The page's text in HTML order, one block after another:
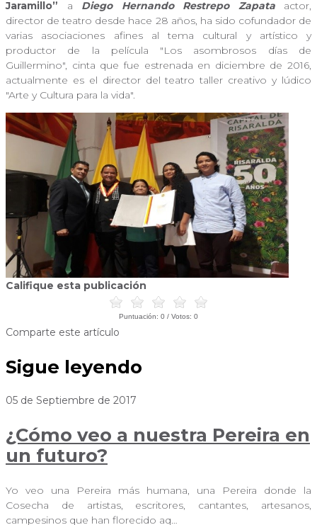
Jaramillo” a Diego Hernando Restrepo Zapata
actor,
director de teatro desde hace 28 años, ha sido cofundador de
varias asociaciones afines al tema cultural y artístico y
productor de la película "Los asombrosos días de
Guillermino", cinta que fue estrenada en diciembre de 2016,
actualmente es el director del teatro taller creativo y lúdico
"Arte y Cultura para la vida".
Califique esta publicación
Puntuación: 0 / Votos: 0
Comparte este artículo
Sigue leyendo
05 de Septiembre de 2017
¿Cómo veo a nuestra Pereira en
un futuro?
Yo veo una Pereira más humana, una Pereira donde la
Cosecha de artistas, escritores, cantantes, artesanos,
campesinos que han florecido aq…